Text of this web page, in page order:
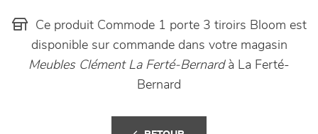
Ce produit Commode 1 porte 3 tiroirs Bloom est
disponible sur commande dans votre magasin
Meubles Clément La Ferté-Bernardà La Ferté-
Bernard